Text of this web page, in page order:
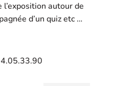
autour de
d’un quiz etc …